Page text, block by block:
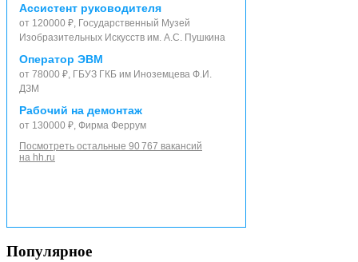
Ассистент руководителя
от 120000 ₽, Государственный Музей
Изобразительных Искусств им. А.С. Пушкина
Оператор ЭВМ
от 78000 ₽, ГБУЗ ГКБ им Иноземцева Ф.И.
ДЗМ
Рабочий на демонтаж
от 130000 ₽, Фирма Феррум
Посмотреть остальные 90 767 вакансий
на hh.ru
Популярное